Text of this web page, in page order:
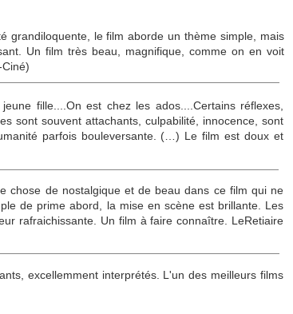
grandiloquente, le film aborde un thème simple, mais
Un film très beau, magnifique, comme on en voit
fille....On est chez les ados....Certains réflexes,
sont souvent attachants, culpabilité, innocence, sont
parfois bouleversante. (…) Le film est doux et
chose de nostalgique et de beau dans ce film qui ne
de prime abord, la mise en scène est brillante. Les
rafraichissante. Un film à faire connaître. LeRetiaire
excellemment interprétés. L'un des meilleurs films